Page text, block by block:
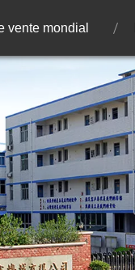
vente mondial